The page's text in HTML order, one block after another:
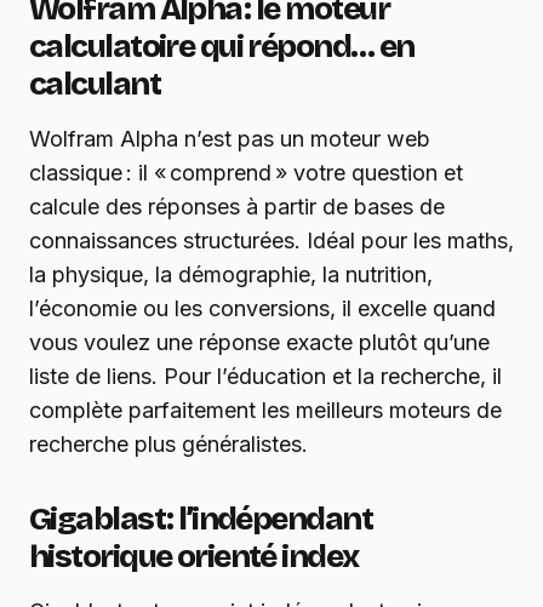
Wolfram Alpha : le moteur
calculatoire qui répond… en
calculant
Wolfram Alpha n’est pas un moteur web
classique : il « comprend » votre question et
calcule des réponses à partir de bases de
connaissances structurées. Idéal pour les maths,
la physique, la démographie, la nutrition,
l’économie ou les conversions, il excelle quand
vous voulez une réponse exacte plutôt qu’une
liste de liens. Pour l’éducation et la recherche, il
complète parfaitement les meilleurs moteurs de
recherche plus généralistes.
Gigablast : l’indépendant
historique orienté index